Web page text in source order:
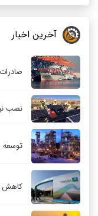
آخرین اخبار
صادرات
نصب
توسعه
کاهش